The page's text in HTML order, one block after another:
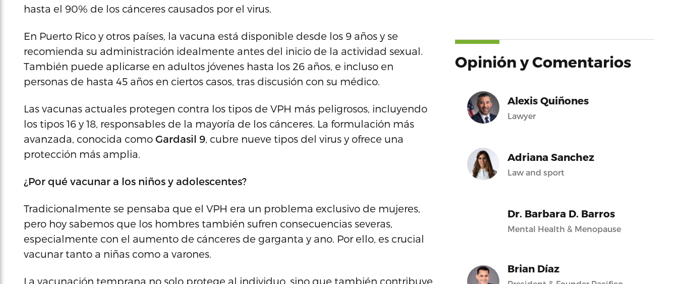
hasta el 90% de los cánceres causados por el virus.
En Puerto Rico y otros países, la vacuna está disponible desde los 9 años y se
recomienda su administración idealmente antes del inicio de la actividad sexual.
También puede aplicarse en adultos jóvenes hasta los 26 años, e incluso en
personas de hasta 45 años en ciertos casos, tras discusión con su médico.
Las vacunas actuales protegen contra los tipos de VPH más peligrosos, incluyendo
los tipos 16 y 18, responsables de la mayoría de los cánceres. La formulación más
avanzada, conocida como Gardasil 9, cubre nueve tipos del virus y ofrece una
protección más amplia.
¿Por qué vacunar a los niños y adolescentes?
Tradicionalmente se pensaba que el VPH era un problema exclusivo de mujeres,
pero hoy sabemos que los hombres también sufren consecuencias severas,
especialmente con el aumento de cánceres de garganta y ano. Por ello, es crucial
vacunar tanto a niñas como a varones.
La vacunación temprana no solo protege al individuo, sino que también contribuye
Opinión y Comentarios
Alexis Quiñones
Lawyer
Adriana Sanchez
Law and sport
Dr. Barbara D. Barros
Mental Health & Menopause
Brian Díaz